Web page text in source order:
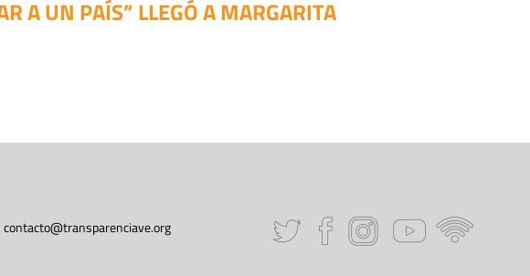
A UN PAÍS” LLEGÓ A MARGARITA
contacto@transparenciave.org